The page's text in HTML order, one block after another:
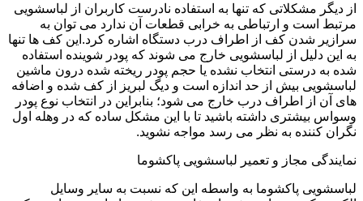
از دیگر مشکلاتی که تنها به استفاده نادرست کاربران از لباسشویی
مرتبط است و ارتباطی به خرابی قطعات آن ندارد می توان به
سرازیر شدن کف از اطراف درب دستگاه اشاره کرد.این کف ها تنها
به این دلیل از لباسشویی خارج می شوند که پودر شوینده استفاده
شده به درستی انتخاب نشده یا حجم پودر ریخته شده درون ماشین
لباسشویی بیش از حد اندازه است و دیگ لبریز از کف شده و اضافه
های آن از اطراف درب خارج می شود؛ بنابراین در انتخاب نوع پودر
وسواس بیشتری داشته باشید تا با این مشکل ساده که در وهله اول
نگران کننده به نظر می رسد مواجه نشوید.
نمایندگی مجاز و تعمیر لباسشویی پاکشوما
لباسشویی پاکشوما به واسطه این که نسبت به سایر وسایل